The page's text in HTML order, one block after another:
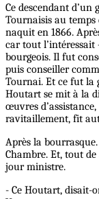
Ce descendant
Tournaisis au
naquit en 1866.
car tout l’intéressait
bourgeois. Il fut
puis conseiller
Tournai. Et ce fut la
Houtart se mit à la
œuvres
ravitaillement, fit
Après la
Chambre. Et, tout
jour ministre.
- Ce Houtart, disait-